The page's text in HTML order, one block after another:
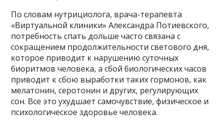
По словам нутрициолога, врача-терапевта
«Виртуальной клиники» Александра Потиевского,
потребность спать дольше часто связана с
сокращением продолжительности светового дня,
которое приводит к нарушению суточных
биоритмов человека, а сбой биологических часов
приводит к сбою выработки таких гормонов, как
мелатонин, серотонин и других, регулирующих
сон. Все это ухудшает самочувствие, физическое и
психологическое здоровье человека.